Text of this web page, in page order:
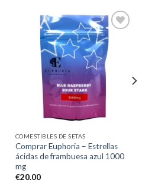
Add to
wishlist
COMESTIBLES DE SETAS
Comprar Euphoria – Estrellas
ácidas de frambuesa azul 1000
mg
€20.00